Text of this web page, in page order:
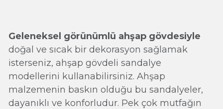
Geleneksel görünümlü ahşap gövdesiyle
doğal ve sıcak bir dekorasyon sağlamak
isterseniz, ahşap gövdeli sandalye
modellerini kullanabilirsiniz. Ahşap
malzemenin baskın olduğu bu sandalyeler,
dayanıklı ve konforludur. Pek çok mutfağın